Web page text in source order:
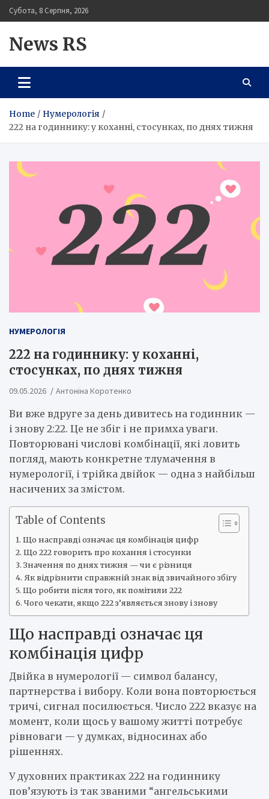
Skip
to
Субота, 8 Серпня, 2026
News RS
Home
Нумерологія
222 на годиннику: у коханні, стосунках, по днях тижня
НУМЕРОЛОГІЯ
222 на годиннику: у коханні,
стосунках, по днях тижня
09.05.2026 Антоніна Коротенко
Ви вже вдруге за день дивитесь на годинник —
і знову 2:22. Це не збіг і не примха уваги.
Повторювані числові комбінації, які ловить
погляд, мають конкретне тлумачення в
нумерології, і трійка двійок — одна з найбільш
насичених за змістом.
Table of Contents
Що насправді означає ця комбінація цифр
Що 222 говорить про кохання і стосунки
Значення по днях тижня — чи є різниця
Як відрізнити справжній знак від звичайного збігу
Що робити після того, як помітили 222
Чого чекати, якщо 222 з’являється знову і знову
Що насправді означає ця
комбінація цифр
Двійка в нумерології — символ балансу,
партнерства і вибору. Коли вона повторюється
тричі, сигнал посилюється. Число 222 вказує на
момент, коли щось у вашому житті потребує
рівноваги — у думках, відносинах або
рішеннях.
У духовних практиках 222 на годиннику
пов’язують із так званими “ангельськими